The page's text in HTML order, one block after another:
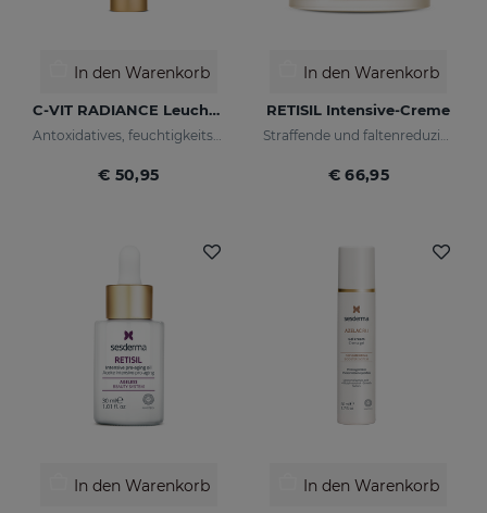
In den Warenkorb
C-VIT RADIANCE Leuchtkraft-Fluid
Antoxidatives, feuchtigkeitsspendendes, faltenhemmendes und aufhellendes Fluid
€ 50,95
In den Warenkorb
RETISIL Intensive-Creme
Straffende und faltenreduzierende Pro-Aging-Gesichtscreme
€ 66,95
In den Warenkorb In den Warenkorb